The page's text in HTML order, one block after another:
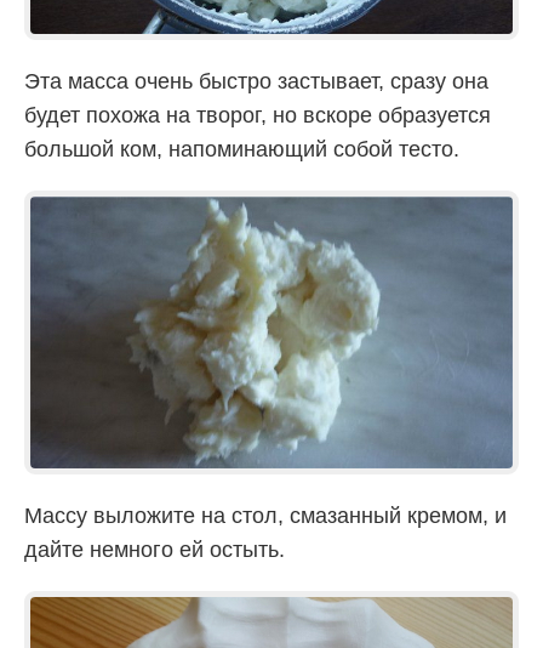
Эта масса очень быстро застывает, сразу она
будет похожа на творог, но вскоре образуется
большой ком, напоминающий собой тесто.
Массу выложите на стол, смазанный кремом, и
дайте немного ей остыть.